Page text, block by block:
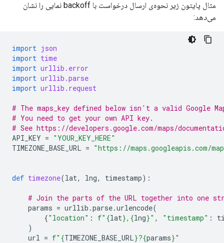
مثال پایتون زیر نحوه‌ی ارسال درخواست با backoff نمایی را نشان
می‌دهد:
import json
import time
import urllib.error
import urllib.parse
import urllib.request
# The maps_key defined below isn't a valid Google
# You need to get your own API key.
# See https://developers.google.com/maps/
API_KEY = "YOUR_KEY_HERE"
TIMEZONE_BASE_URL = "https://maps.googleapis.com/
def timezone(lat, lng, timestamp):
# Join the parts of the URL together into one
params = urllib .parse.urlencode(
{"location" : f" {lat}, {lng}" , "timestamp" :
)
url = f" {TIMEZONE_BASE_URL}?{params}"